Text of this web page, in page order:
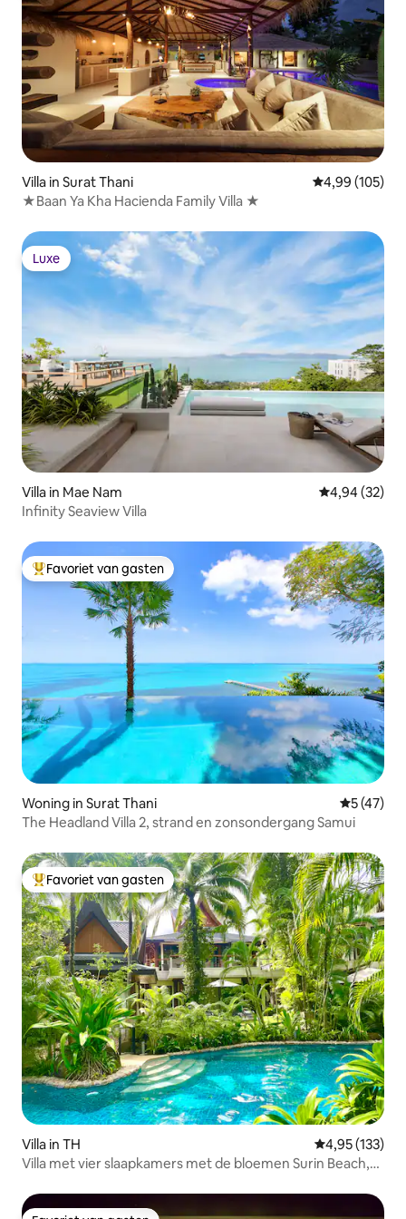
Villa in Surat Thani Gemiddelde
4,99 (105)
★Baan Ya Kha Hacienda Family Villa ★
Luxe
Luxe
Villa in Mae Nam Gemiddelde
4,94 (32)
Infinity Seaview Villa
Topfavoriet van gasten
Favoriet van gasten
Woning in Surat Thani
5 (47)
The Headland Villa 2, strand en zonsondergang Samui
Topfavoriet van gasten
Favoriet van gasten
Villa in TH Gemiddelde
4,95 (133)
Villa met vier slaapkamers met de bloemen Surin Beach,